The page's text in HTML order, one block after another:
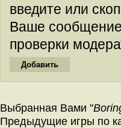
введите или
Ваше
проверки
Выбранная Вами "
Предыдущие игры по